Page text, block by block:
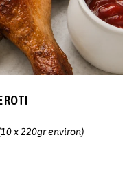
ROTI
x 220gr environ)